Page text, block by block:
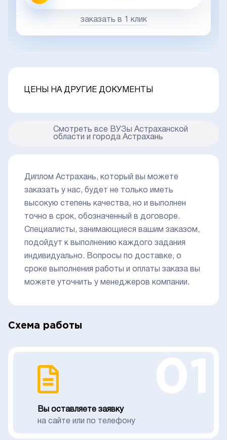
заказать в 1 клик
ЦЕНЫ НА ДРУГИЕ ДОКУМЕНТЫ
Смотреть все ВУЗы Астраханской
области и города Астрахань
Диплом Астрахань, который вы можете
заказать у нас, будет не только иметь
высокую степень качества, но и выполнен
точно в срок, обозначенный в договоре.
Специалисты, занимающиеся вашим заказом,
подойдут к выполнению каждого задания
индивидуально. Вопросы по доставке, о
сроке выполнения работы и оплаты заказа вы
можете уточнить у менеджеров компании.
Схема работы
Вы оставляете заявку
на сайте или по телефону